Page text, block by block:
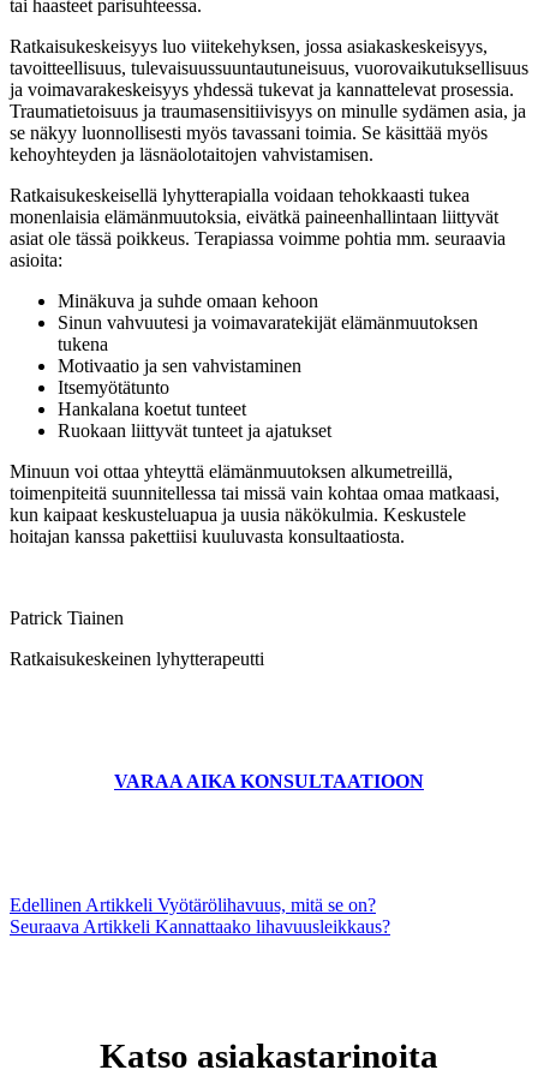
tai haasteet parisuhteessa.
Ratkaisukeskeisyys luo viitekehyksen, jossa asiakaskeskeisyys,
tavoitteellisuus, tulevaisuussuuntautuneisuus, vuorovaikutuksellisuus
ja voimavarakeskeisyys yhdessä tukevat ja kannattelevat prosessia.
Traumatietoisuus ja traumasensitiivisyys on minulle sydämen asia, ja
se näkyy luonnollisesti myös tavassani toimia. Se käsittää myös
kehoyhteyden ja läsnäolotaitojen vahvistamisen.
Ratkaisukeskeisellä lyhytterapialla voidaan tehokkaasti tukea
monenlaisia elämänmuutoksia, eivätkä paineenhallintaan liittyvät
asiat ole tässä poikkeus. Terapiassa voimme pohtia mm. seuraavia
asioita:
Minäkuva ja suhde omaan kehoon
Sinun vahvuutesi ja voimavaratekijät elämänmuutoksen
tukena
Motivaatio ja sen vahvistaminen
Itsemyötätunto
Hankalana koetut tunteet
Ruokaan liittyvät tunteet ja ajatukset
Minuun voi ottaa yhteyttä elämänmuutoksen alkumetreillä,
toimenpiteitä suunnitellessa tai missä vain kohtaa omaa matkaasi,
kun kaipaat keskusteluapua ja uusia näkökulmia. Keskustele
hoitajan kanssa pakettiisi kuuluvasta konsultaatiosta.
Patrick Tiainen
Ratkaisukeskeinen lyhytterapeutti
VARAA AIKA KONSULTAATIOON
Edellinen Artikkeli Vyötärölihavuus, mitä se on?
Seuraava Artikkeli Kannattaako lihavuusleikkaus?
Katso asiakastarinoita